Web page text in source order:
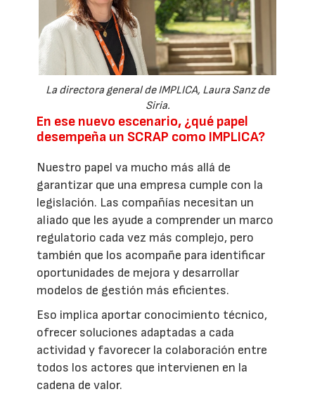
La directora general de IMPLICA, Laura Sanz de
Siria.
En ese nuevo escenario, ¿qué papel
desempeña un SCRAP como IMPLICA?
Nuestro papel va mucho más allá de
garantizar que una empresa cumple con la
legislación. Las compañías necesitan un
aliado que les ayude a comprender un marco
regulatorio cada vez más complejo, pero
también que los acompañe para identificar
oportunidades de mejora y desarrollar
modelos de gestión más eficientes.
Eso implica aportar conocimiento técnico,
ofrecer soluciones adaptadas a cada
actividad y favorecer la colaboración entre
todos los actores que intervienen en la
cadena de valor.